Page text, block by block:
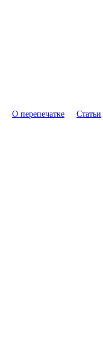
О перепечатке Статьи